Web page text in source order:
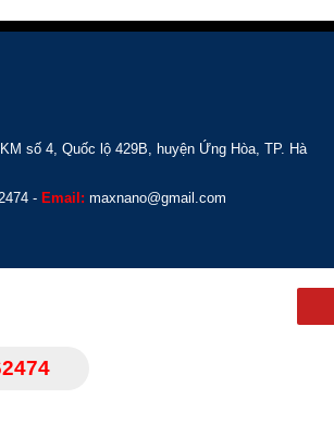
số 4, Quốc lộ 429B, huyện Ứng Hòa, TP. Hà
- Email: maxnano@gmail.com